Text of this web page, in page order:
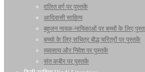
दलित वर्ग पर पुस्तकें
आदिवासी साहित्य
बहुजन नायक-नायिकाओं पर बच्चों के लिए
बच्चो के लिए सचित्र बौद्ध चरित्रों पर पुस्तकें
व्यवसाय और निवेश पर पुस्तकें
संत कबीर पर पुस्तकें